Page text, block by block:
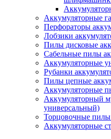
Аккумуляторные
Перфораторы
Лобзики
Пилы дисковые
Сабельные пилы
Аккумуляторные
Рубанки
Пилы цепные
Аккумуляторные
Аккумуляторный
универсальный)
Торцовочные
Аккумуляторные